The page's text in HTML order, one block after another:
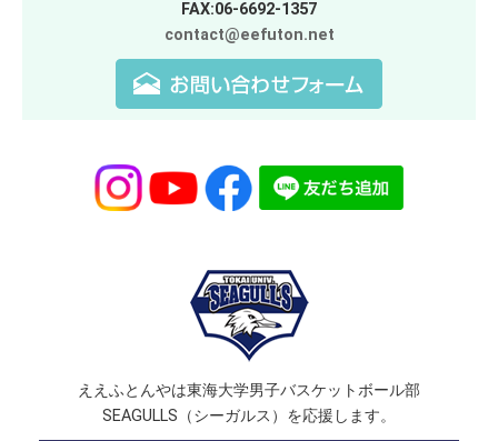
FAX:06-6692-1357
contact@eefuton.net
ええふとんやは東海大学男子バスケットボール部
SEAGULLS（シーガルス）を応援します。